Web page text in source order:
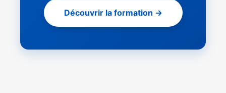
Découvrir la formation →